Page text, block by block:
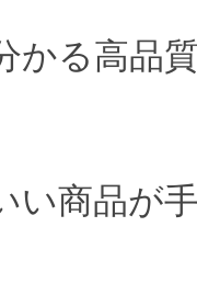
かる高品
い商品が